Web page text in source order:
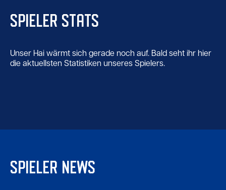
SPIELER STATS
Unser Hai wärmt sich gerade noch auf. Bald seht ihr hier
die aktuellsten Statistiken unseres Spielers.
SPIELER NEWS